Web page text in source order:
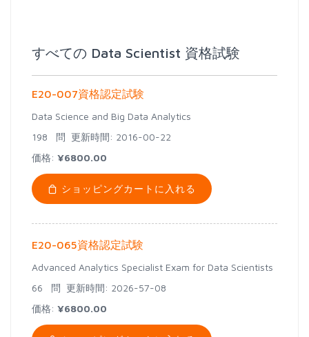
すべての Data Scientist 資格試験
E20-007資格認定試験
Data Science and Big Data Analytics
198 問 更新時間: 2016-00-22
価格: ¥6800.00
ショッピングカートに入れる
E20-065資格認定試験
Advanced Analytics Specialist Exam for Data Scientists
66 問 更新時間: 2026-57-08
価格: ¥6800.00